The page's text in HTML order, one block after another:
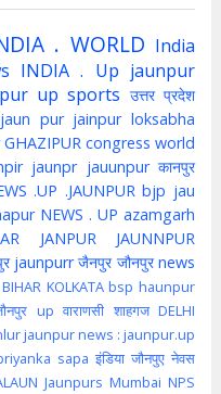
. WORLD India
INDIA . Up jaunpur
up sports उत्तर प्रदेश
jaun pur jainpur loksabha
GHAZIPUR congress world
jaunpr jauunpur कानपुर
.UP .JAUNPUR bjp jau
NEWS . UP azamgarh
JANPUR
JAUNNPUR
jaunpurr जैनपुर जौनपुर news
BIHAR KOLKATA bsp haunpur
up वाराणसी शाहगज DELHI
jaunpur news : jaunpur.up
sapa इंडिया जौनपुए नेवस
Jaunpurs Mumbai NPS